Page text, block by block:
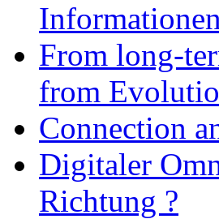
Informationen
From long-
from
Connection
Digitaler
Richtung ?